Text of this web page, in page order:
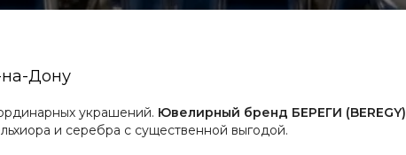
Дону
украшений. Ювелирный бренд БЕРЕГИ (BEREGY)
и серебра с существенной выгодой.